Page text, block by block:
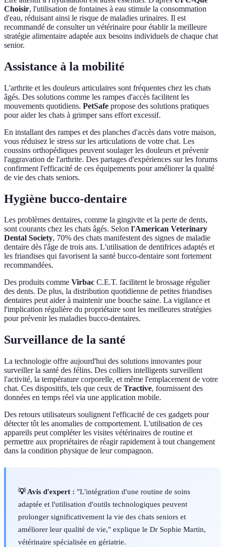
Choisir, l'utilisation de fontaines à eau stimule la consommation
d'eau, réduisant ainsi le risque de maladies urinaires. Il est
recommandé de consulter un vétérinaire pour établir la meilleure
stratégie alimentaire adaptée aux besoins individuels de chaque chat
senior.
Assistance à la mobilité
L'arthrite et les douleurs articulaires sont fréquentes chez les chats
âgés. Des solutions comme les rampes d'accès facilitent les
mouvements quotidiens. PetSafe propose des solutions pratiques
pour aider les chats à grimper sans effort excessif.
En installant des rampes et des planches d'accès dans votre maison,
vous réduisez le stress sur les articulations de votre chat. Les
coussins orthopédiques peuvent soulager les douleurs et prévenir
l'aggravation de l'arthrite. Des partages d'expériences sur les forums
confirment l'efficacité de ces équipements pour améliorer la qualité
de vie des chats seniors.
Hygiène bucco-dentaire
Les problèmes dentaires, comme la gingivite et la perte de dents,
sont courants chez les chats âgés. Selon l'American Veterinary
Dental Society, 70% des chats manifestent des signes de maladie
dentaire dès l'âge de trois ans. L'utilisation de dentifrices adaptés et
les friandises qui favorisent la santé bucco-dentaire sont fortement
recommandées.
Des produits comme Virbac C.E.T. facilitent le brossage régulier
des dents. De plus, la distribution quotidienne de petites friandises
dentaires peut aider à maintenir une bouche saine. La vigilance et
l'implication régulière du propriétaire sont les meilleures stratégies
pour prévenir les maladies bucco-dentaires.
Surveillance de la santé
La technologie offre aujourd'hui des solutions innovantes pour
surveiller la santé des félins. Des colliers intelligents surveillent
l'activité, la température corporelle, et même l'emplacement de votre
chat. Ces dispositifs, tels que ceux de Tractive, fournissent des
données en temps réel via une application mobile.
Des retours utilisateurs soulignent l'efficacité de ces gadgets pour
détecter tôt les anomalies de comportement. L'utilisation de ces
appareils peut compléter les visites vétérinaires de routine et
permettre aux propriétaires de réagir rapidement à tout changement
dans la condition physique de leur compagnon.
💡 Avis d'expert : "L'intégration d'une routine de soins
adaptée et l'utilisation d'outils technologiques peuvent
prolonger significativement la vie des chats seniors et
améliorer leur qualité de vie," explique le Dr Sophie Martin,
vétérinaire spécialisée en gériatrie.